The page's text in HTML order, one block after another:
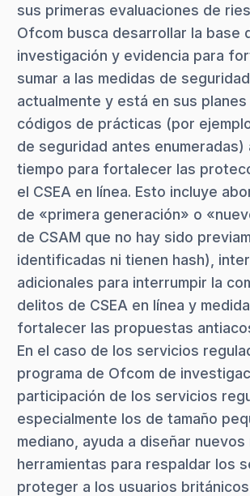
sus primeras evaluaciones de
Ofcom busca desarrollar la base
investigación y evidencia para
sumar a las medidas de
actualmente y está en sus
códigos de prácticas (por
de seguridad antes enumeradas)
tiempo para fortalecer las
el CSEA en línea. Esto incluye
de «primera generación» o
de CSAM que no hay sido
identificadas ni tienen hash),
adicionales para interrumpir la
delitos de CSEA en línea y
fortalecer las propuestas
En el caso de los servicios
programa de Ofcom de
participación de los servicios
especialmente los de tamaño
mediano, ayuda a diseñar
herramientas para respaldar los
proteger a los usuarios